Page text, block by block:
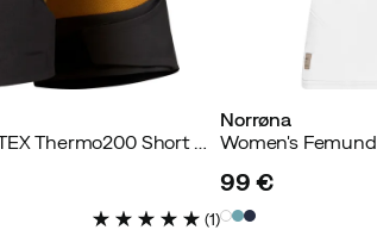
Lofoten GORE-TEX Thermo200 Short Mittens Kangaroo
(1)
Norrøna
price
99 €